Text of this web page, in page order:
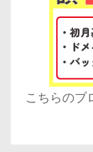
こちらのブ